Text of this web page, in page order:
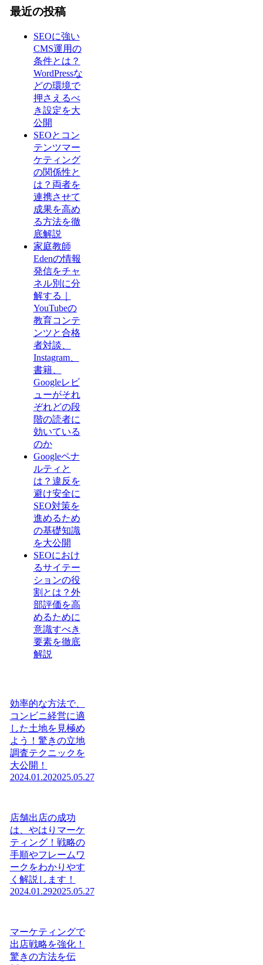
最近の投稿
SEOに強い
CMS運用の
条件とは？
WordPressな
どの環境で
押さえるべ
き設定を大
公開
SEOとコン
テンツマー
ケティング
の関係性と
は？両者を
連携させて
成果を高め
る方法を徹
底解説
家庭教師
Edenの情報
発信をチャ
ネル別に分
解する｜
YouTubeの
教育コンテ
ンツと合格
者対談、
Instagram、
書籍、
Googleレビ
ューがそれ
ぞれどの段
階の読者に
効いている
のか
Googleペナ
ルティと
は？違反を
避け安全に
SEO対策を
進めるため
の基礎知識
を大公開
SEOにおけ
るサイテー
ションの役
割とは？外
部評価を高
めるために
意識すべき
要素を徹底
解説
効率的な方法で、
コンビニ経営に適
した土地を見極め
よう！驚きの立地
調査テクニックを
大公開！
2024.01.202025.05.27
店舗出店の成功
は、やはりマーケ
ティング！戦略の
手順やフレームワ
ークをわかりやす
く解説します！
2024.01.292025.05.27
マーケティングで
出店戦略を強化！
驚きの方法を伝